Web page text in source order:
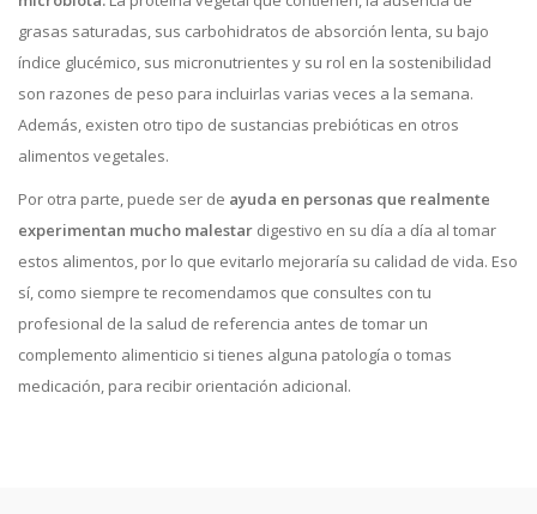
grasas saturadas, sus carbohidratos de absorción lenta, su bajo
índice glucémico, sus micronutrientes y su rol en la sostenibilidad
son razones de peso para incluirlas varias veces a la semana.
Además, existen otro tipo de sustancias prebióticas en otros
alimentos vegetales.
Por otra parte, puede ser de ayuda en personas que realmente
experimentan mucho malestar digestivo en su día a día al tomar
estos alimentos, por lo que evitarlo mejoraría su calidad de vida. Eso
sí, como siempre te recomendamos que consultes con tu
profesional de la salud de referencia antes de tomar un
complemento alimenticio si tienes alguna patología o tomas
medicación, para recibir orientación adicional.